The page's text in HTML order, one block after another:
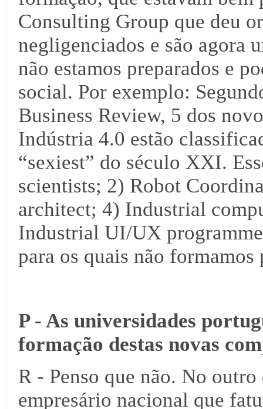
Consulting Group que deu
negligenciados e são agora
não estamos preparados e
social. Por exemplo:
Business Review, 5 dos
Indústria 4.0 estão
“sexiest” do século XXI.
scientists; 2) Robot
architect; 4) Industrial
Industrial UI/UX
para os quais não formamos
P - As universidades
formação destas novas
R - Penso que não. No
empresário nacional que